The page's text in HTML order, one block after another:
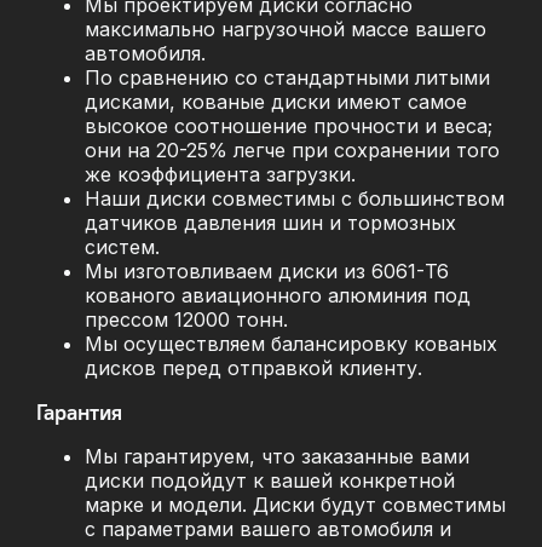
максимально нагрузочной массе вашего
автомобиля.
По сравнению со стандартными литыми
дисками, кованые диски имеют самое
высокое соотношение прочности и веса;
они на 20-25% легче при сохранении того
же коэффициента загрузки.
Наши диски совместимы с большинством
датчиков давления шин и тормозных
систем.
Мы изготовливаем диски из 6061-T6
кованого авиационного алюминия под
прессом 12000 тонн.
Мы осуществляем балансировку кованых
дисков перед отправкой клиенту.
Гарантия
Мы гарантируем, что заказанные вами
диски подойдут к вашей конкретной
марке и модели. Диски будут совместимы
с параметрами вашего автомобиля и